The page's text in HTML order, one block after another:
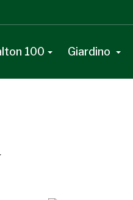
100 Giardino